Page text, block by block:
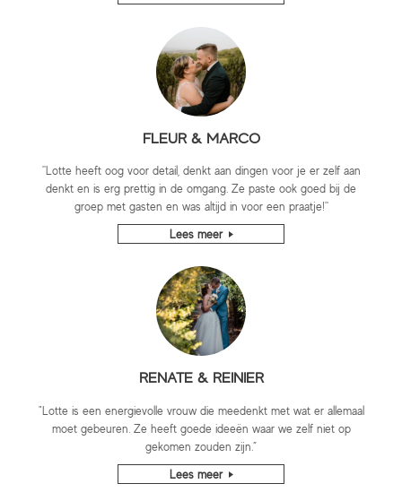
FLEUR & MARCO
''Lotte heeft oog voor detail, denkt aan dingen voor je er zelf aan
denkt en is erg prettig in de omgang. Ze paste ook goed bij de
groep met gasten en was altijd in voor een praatje!''
Lees meer
RENATE & REINIER
"Lotte is een energievolle vrouw die meedenkt met wat er allemaal
moet gebeuren. Ze heeft goede ideeën waar we zelf niet op
gekomen zouden zijn.”
Lees meer